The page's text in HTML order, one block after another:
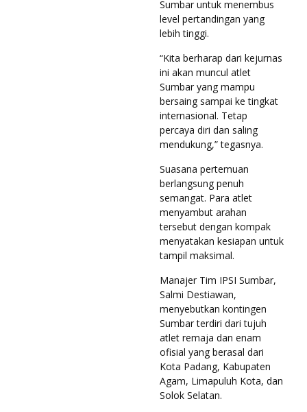
Sumbar untuk menembus
level pertandingan yang
lebih tinggi.
“Kita berharap dari kejurnas
ini akan muncul atlet
Sumbar yang mampu
bersaing sampai ke tingkat
internasional. Tetap
percaya diri dan saling
mendukung,” tegasnya.
Suasana pertemuan
berlangsung penuh
semangat. Para atlet
menyambut arahan
tersebut dengan kompak
menyatakan kesiapan untuk
tampil maksimal.
Manajer Tim IPSI Sumbar,
Salmi Destiawan,
menyebutkan kontingen
Sumbar terdiri dari tujuh
atlet remaja dan enam
ofisial yang berasal dari
Kota Padang, Kabupaten
Agam, Limapuluh Kota, dan
Solok Selatan.